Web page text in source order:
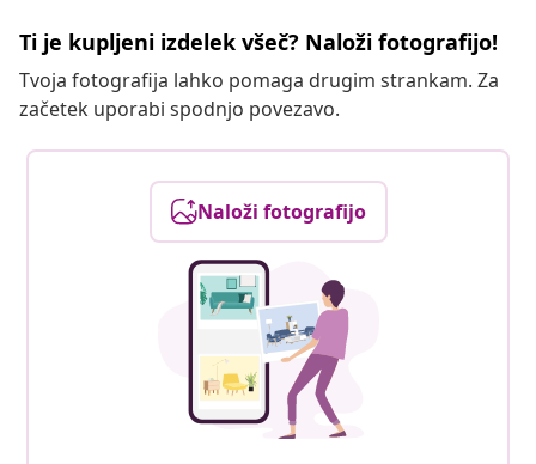
Ti je kupljeni izdelek všeč? Naloži fotografijo!
Tvoja fotografija lahko pomaga drugim strankam. Za
začetek uporabi spodnjo povezavo.
Naloži fotografijo